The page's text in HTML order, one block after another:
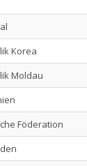
Korea
Moldau
Föderation